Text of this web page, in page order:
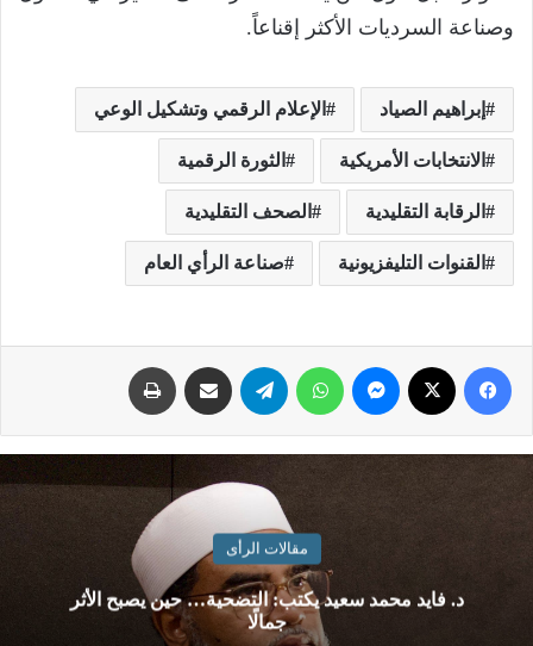
وصناعة السرديات الأكثر إقناعاً.
إبراهيم الصياد الإعلام الرقمي وتشكيل الوعي
الانتخابات الأمريكية الثورة الرقمية
الرقابة التقليدية الصحف التقليدية
القنوات التليفزيونية صناعة الرأي العام
مقالات الرأى
د. فايد محمد سعيد يكتب: التضحية… حين يصبح الأثر
جمالًا